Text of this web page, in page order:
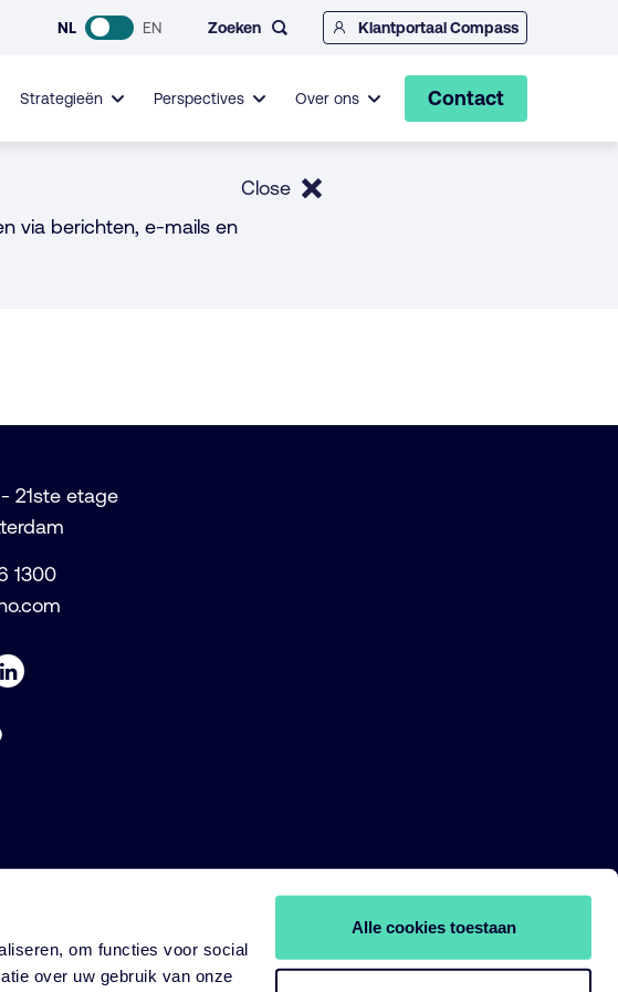
om functies voor social
over uw gebruik van onze
Alle cookies toestaan
NL EN Zoeken Klantportaal Compass
Strategieën Perspectives Over ons Contact
via berichten, e-mails en
Close
21ste etage
1300